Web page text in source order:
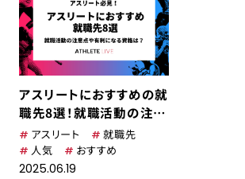
アスリートにおすすめの就
職先8選！就職活動の注意
点や有利になる資格は？
アスリート
就職先
人気
おすすめ
2025.06.19
アスリートライブについて
アスリートのキャリアインタビュー
表彰台の降り方。
アルバイト/業務委託を探す